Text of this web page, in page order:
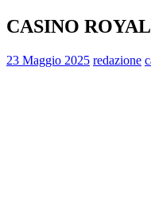
CASINO
23 Maggio 2025 redazione